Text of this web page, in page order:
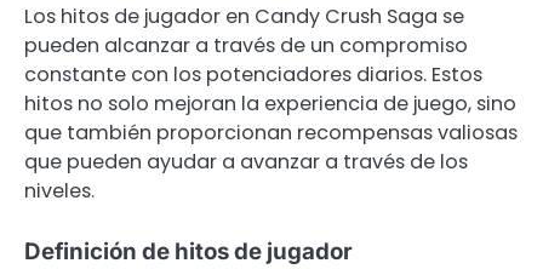
Los hitos de jugador en Candy Crush Saga se
pueden alcanzar a través de un compromiso
constante con los potenciadores diarios. Estos
hitos no solo mejoran la experiencia de juego, sino
que también proporcionan recompensas valiosas
que pueden ayudar a avanzar a través de los
niveles.
Definición de hitos de jugador